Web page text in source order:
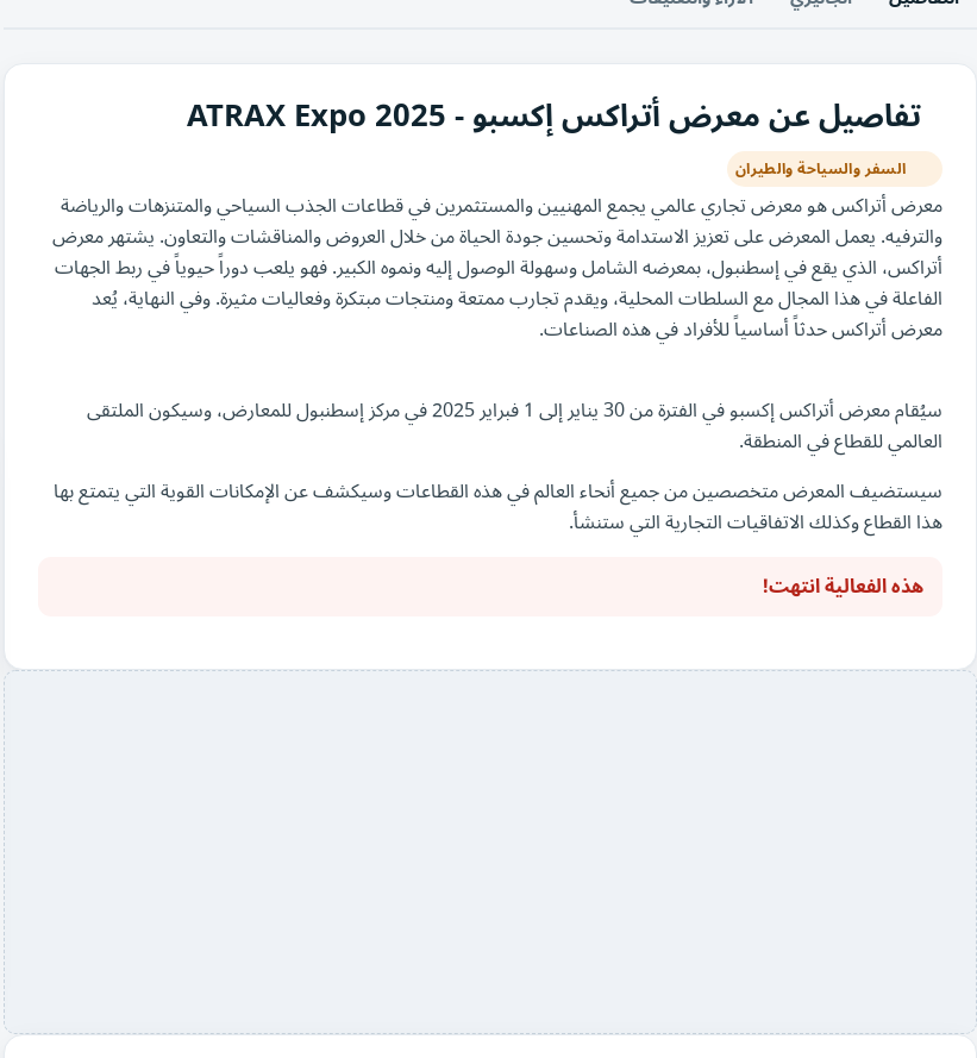
تفاصيل عن معرض أتراكس إكسبو - ATRAX Expo 2025
السفر والسياحة والطيران
معرض أتراكس هو معرض تجاري عالمي يجمع المهنيين والمستثمرين في قطاعات الجذب السياحي والمتنزهات والرياضة
والترفيه. يعمل المعرض على تعزيز الاستدامة وتحسين جودة الحياة من خلال العروض والمناقشات والتعاون. يشتهر معرض
أتراكس، الذي يقع في إسطنبول، بمعرضه الشامل وسهولة الوصول إليه ونموه الكبير. فهو يلعب دوراً حيوياً في ربط الجهات
الفاعلة في هذا المجال مع السلطات المحلية، ويقدم تجارب ممتعة ومنتجات مبتكرة وفعاليات مثيرة. وفي النهاية، يُعد
معرض أتراكس حدثاً أساسياً للأفراد في هذه الصناعات.
سيُقام معرض أتراكس إكسبو في الفترة من 30 يناير إلى 1 فبراير 2025 في مركز إسطنبول للمعارض، وسيكون الملتقى
العالمي للقطاع في المنطقة.
سيستضيف المعرض متخصصين من جميع أنحاء العالم في هذه القطاعات وسيكشف عن الإمكانات القوية التي يتمتع بها
هذا القطاع وكذلك الاتفاقيات التجارية التي ستنشأ.
هذه الفعالية انتهت!